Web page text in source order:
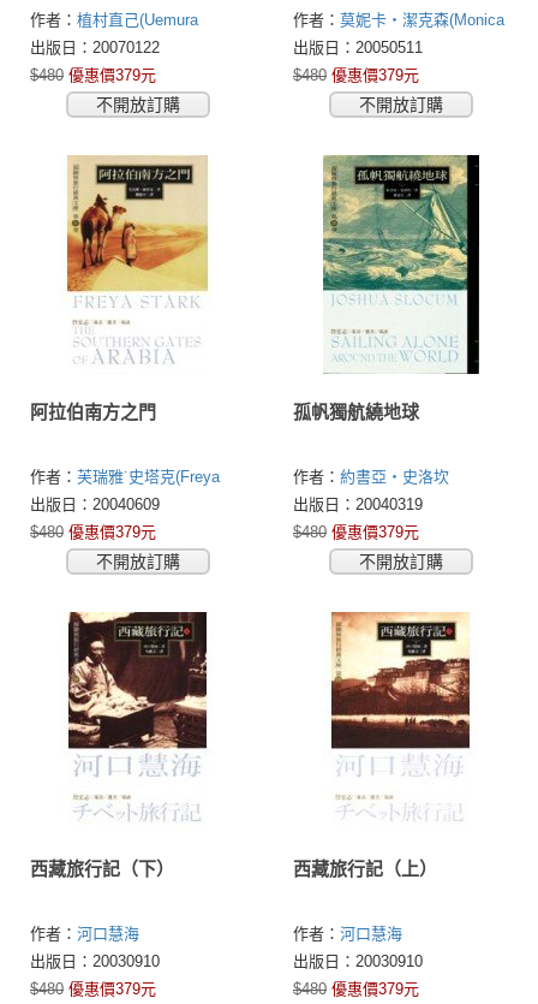
作者： 植村直己(Uemura
Naomi)
出版日：20070122
$480 優惠價379元
不開放訂購
作者： 莫妮卡‧潔克森(Monica
Jackson)
出版日：20050511
$480 優惠價379元
不開放訂購
阿拉伯南方之門
作者： 芙瑞雅˙史塔克(Freya
Stark)
出版日：20040609
$480 優惠價379元
不開放訂購
孤帆獨航繞地球
作者： 約書亞‧史洛坎
出版日：20040319
$480 優惠價379元
不開放訂購
西藏旅行記（下）
作者： 河口慧海
出版日：20030910
$480 優惠價379元
西藏旅行記（上）
作者： 河口慧海
出版日：20030910
$480 優惠價379元